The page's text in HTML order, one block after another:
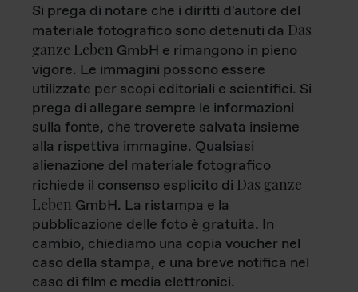
Si prega di notare che i diritti d'autore del
materiale fotografico sono detenuti da Das
ganze Leben GmbH e rimangono in pieno
vigore. Le immagini possono essere
utilizzate per scopi editoriali e scientifici. Si
prega di allegare sempre le informazioni
sulla fonte, che troverete salvata insieme
alla rispettiva immagine. Qualsiasi
alienazione del materiale fotografico
richiede il consenso esplicito di Das ganze
Leben GmbH. La ristampa e la
pubblicazione delle foto è gratuita. In
cambio, chiediamo una copia voucher nel
caso della stampa, e una breve notifica nel
caso di film e media elettronici.